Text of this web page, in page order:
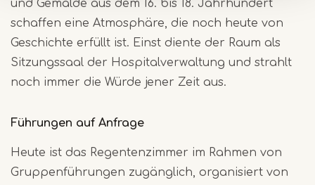
und Gemälde aus dem 16. bis 18. Jahrhundert
schaffen eine Atmosphäre, die noch heute von
Geschichte erfüllt ist. Einst diente der Raum als
Sitzungssaal der Hospitalverwaltung und strahlt
noch immer die Würde jener Zeit aus.
Führungen auf Anfrage
Heute ist das Regentenzimmer im Rahmen von
Gruppenführungen zugänglich, organisiert von